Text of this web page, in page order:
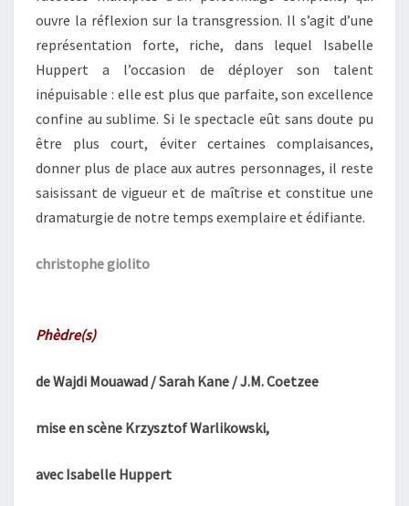
ouvre la réflexion sur la transgression. Il s’agit d’une
représentation forte, riche, dans lequel Isabelle
Huppert a l’occasion de déployer son talent
inépuisable : elle est plus que parfaite, son excellence
confine au sublime. Si le spectacle eût sans doute pu
être plus court, éviter certaines complaisances,
donner plus de place aux autres personnages, il reste
saisissant de vigueur et de maîtrise et constitue une
dramaturgie de notre temps exemplaire et édifiante.
christophe giolito
Phèdre(s)
de Wajdi Mouawad / Sarah Kane / J.M. Coetzee
mise en scène Krzysztof Warlikowski,
avec Isabelle Huppert